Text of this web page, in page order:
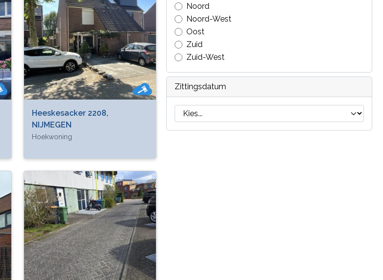
Heeskesacker 2208,
NIJMEGEN
Hoekwoning
Noord
Noord-West
Oost
Zuid
Zuid-West
Zittingsdatum